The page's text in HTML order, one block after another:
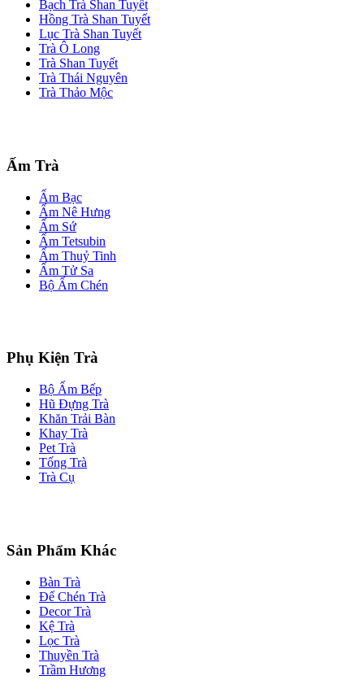
Bạch Trà Shan Tuyết
Hồng Trà Shan Tuyết
Lục Trà Shan Tuyết
Trà Ô Long
Trà Shan Tuyết
Trà Thái Nguyên
Trà Thảo Mộc
Ấm Trà
Ấm Bạc
Ấm Nê Hưng
Ấm Sứ
Ấm Tetsubin
Ấm Thuỷ Tinh
Ấm Tử Sa
Bộ Ấm Chén
Phụ Kiện Trà
Bộ Ấm Bếp
Hũ Đựng Trà
Khăn Trải Bàn
Khay Trà
Pet Trà
Tống Trà
Trà Cụ
Sản Phẩm Khác
Bàn Trà
Đế Chén Trà
Decor Trà
Kệ Trà
Lọc Trà
Thuyền Trà
Trầm Hương